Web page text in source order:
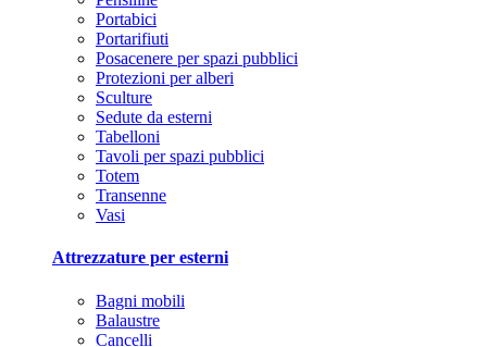
Portabici
Portarifiuti
Posacenere per spazi pubblici
Protezioni per alberi
Sculture
Sedute da esterni
Tabelloni
Tavoli per spazi pubblici
Totem
Transenne
Vasi
Attrezzature per esterni
Bagni mobili
Balaustre
Cancelli